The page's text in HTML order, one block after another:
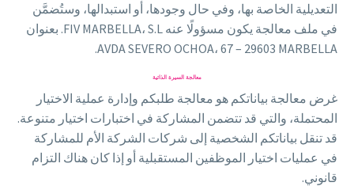
التعديلية الخاصة بها، وفي حال وجودها، أو استبدالها، وستُضمَّن
في ملف معالجة يكون مسؤولًا عنه FIV MARBELLA، S.L. بعنوان
AVDA SEVERO OCHOA، 67 – 29603 MARBELLA.
معالجة السيرة الذاتية
غرض معالجة بياناتكم هو معالجة طلبكم وإدارة عملية الاختيار
المحتملة، والتي قد تتضمن المشاركة في اختبارات اختيار متنوعة.
قد تنقل بياناتكم الشخصية إلى شركات الشركة الأم للمشاركة
في عمليات اختيار الموظفين المستقبلية أو إذا كان هناك التزام
قانوني.